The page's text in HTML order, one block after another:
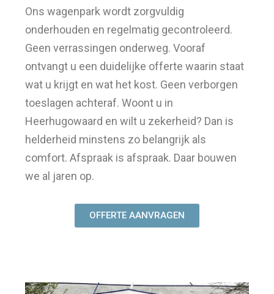
Ons wagenpark wordt zorgvuldig
onderhouden en regelmatig gecontroleerd.
Geen verrassingen onderweg. Vooraf
ontvangt u een duidelijke offerte waarin staat
wat u krijgt en wat het kost. Geen verborgen
toeslagen achteraf. Woont u in
Heerhugowaard en wilt u zekerheid? Dan is
helderheid minstens zo belangrijk als
comfort. Afspraak is afspraak. Daar bouwen
we al jaren op.
OFFERTE AANVRAGEN